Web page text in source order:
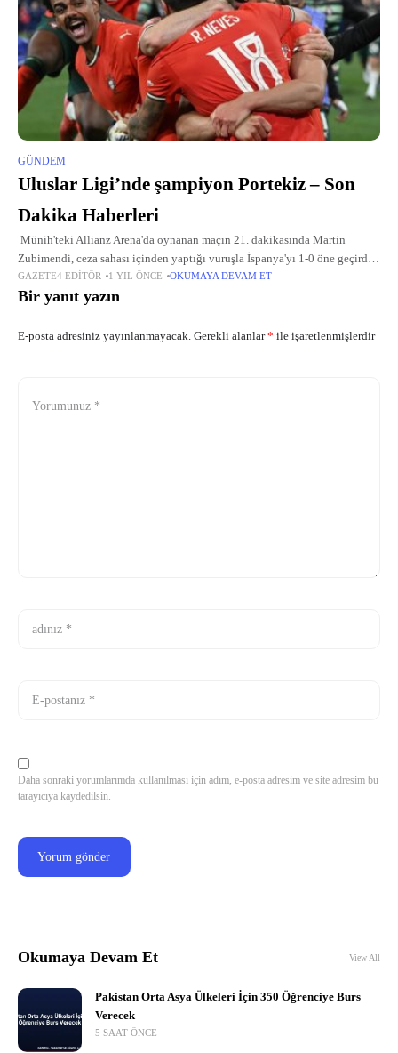
GÜNDEM
Uluslar Ligi’nde şampiyon Portekiz – Son
Dakika Haberleri
Münih'teki Allianz Arena'da oynanan maçın 21. dakikasında Martin
Zubimendi, ceza sahası içinden yaptığı vuruşla İspanya'yı 1-0 öne geçirdi.
Portekizli Nuno Mendes, sadece 5 dakika sonra sahneye çıkarak yerden
GAZETE4 EDITÖR 1 YIL ÖNCE OKUMAYA DEVAM ET
Bir yanıt yazın
E-posta adresiniz yayınlanmayacak. Gerekli alanlar* ile işaretlenmişlerdir
Daha sonraki yorumlarımda kullanılması için adım, e-posta adresim ve site adresim bu
tarayıcıya kaydedilsin.
Okumaya Devam Et View All
Pakistan Orta Asya Ülkeleri İçin 350 Öğrenciye Burs
Verecek
5 SAAT ÖNCE